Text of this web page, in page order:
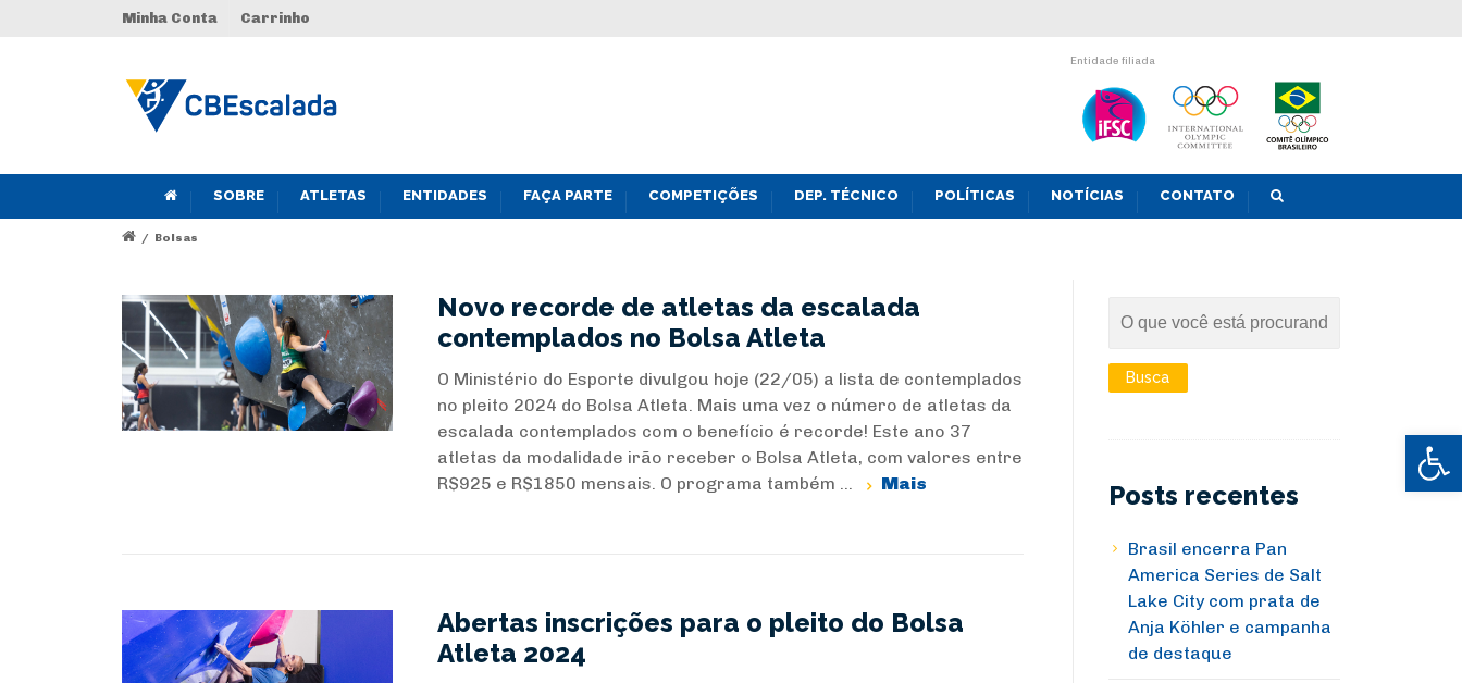
Abrir
Minha Conta Carrinho
Entidade filiada
SOBRE ATLETAS ENTIDADES FAÇA PARTE COMPETIÇÕES DEP. TÉCNICO POLÍTICAS NOTÍCIAS CONTATO
/ Bolsas
Novo recorde de atletas da escalada
contemplados no Bolsa Atleta
O Ministério do Esporte divulgou hoje (22/05) a lista de contemplados
no pleito 2024 do Bolsa Atleta. Mais uma vez o número de atletas da
escalada contemplados com o benefício é recorde! Este ano 37
atletas da modalidade irão receber o Bolsa Atleta, com valores entre
R$925 e R$1850 mensais. O programa também ...
Mais
Abertas inscrições para o pleito do Bolsa
Atleta 2024
Posts recentes
Brasil encerra Pan
America Series de Salt
Lake City com prata de
Anja Köhler e campanha
de destaque